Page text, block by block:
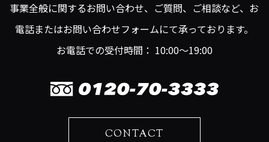
事業全般に関するお問い合わせ、ご質問、ご相談など、お
電話またはお問い合わせフォームにて承っております。
お電話での受付時間： 10:00～19:00
CONTACT